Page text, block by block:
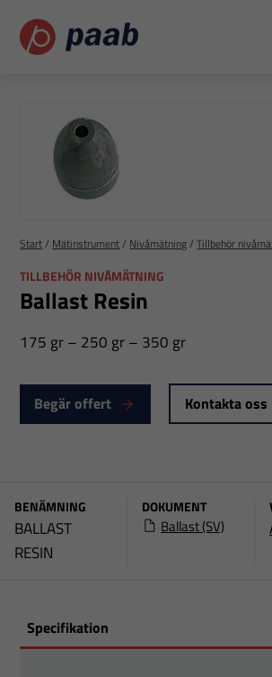
Start/ Mätinstrument/ Nivåmätning/Tillbehör
TILLBEHÖR NIVÅMÄTNING
Ballast Resin
175 gr – 250 gr – 350 gr
Begär offert Kontakta oss
BENÄMNING
BALLAST
RESIN
DOKUMENT
Ballast (SV)
Specifikation